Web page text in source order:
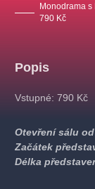
Monodrama s
790 Kč
Popis
Vstupné: 790 Kč
Otevření sálu
Začátek
Délka